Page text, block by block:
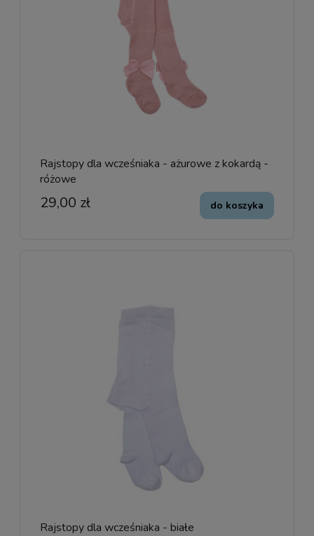
Rajstopy dla wcześniaka - ażurowe z kokardą -
różowe
29,00 zł do koszyka
Rajstopy dla wcześniaka - białe